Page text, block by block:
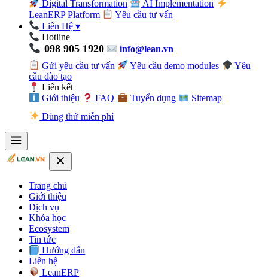
Digital Transformation
AI Implementation
LeanERP Platform
Yêu cầu tư vấn
Liên Hệ▾
Hotline
098 905 1920
info@lean.vn
Gửi yêu cầu tư vấn
Yêu cầu demo modules
Yêu
cầu đào tạo
Liên kết
Giới thiệu
FAQ Tuyển dụng
Sitemap
Dùng thử miễn phí
Trang chủ
Giới thiệu
Dịch vụ
Khóa học
Ecosystem
Tin tức
Hướng dẫn
Liên hệ
LeanERP